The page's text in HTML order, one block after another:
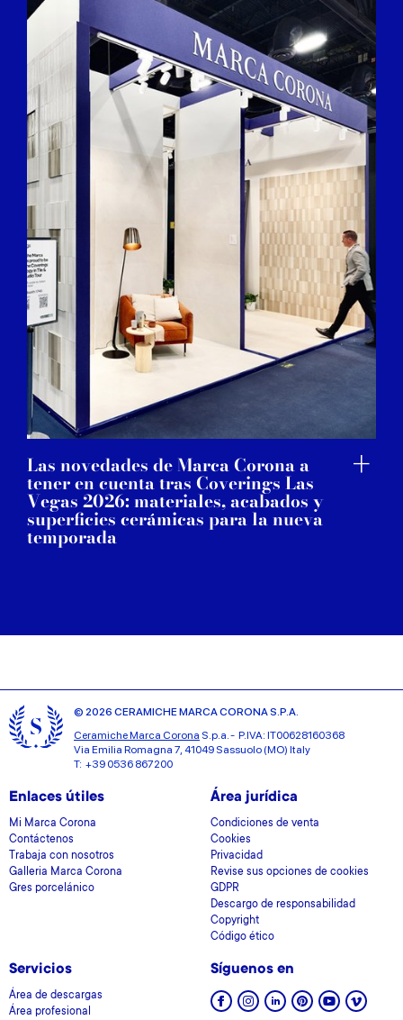
Las novedades de Marca Corona a
tener en cuenta tras Coverings Las
Vegas 2026: materiales, acabados y
superficies cerámicas para la nueva
temporada
© 2026 CERAMICHE MARCA CORONA S.P.A.
Ceramiche Marca Corona S.p.a. - P.IVA: IT00628160368
Via Emilia Romagna 7, 41049 Sassuolo (MO) Italy
T: +39 0536 867200
Enlaces útiles
Mi Marca Corona
Contáctenos
Trabaja con nosotros
Galleria Marca Corona
Gres porcelánico
Área jurídica
Condiciones de venta
Cookies
Privacidad
Revise sus opciones de cookies
GDPR
Descargo de responsabilidad
Copyright
Código ético
Servicios
Área de descargas
Área profesional
Síguenos en